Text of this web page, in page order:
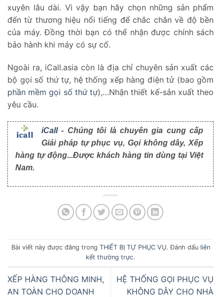
xuyên lâu dài. Vì vậy bạn hãy chọn những sản phẩm
đến từ thương hiệu nổi tiếng để chắc chắn về độ bền
của máy. Đồng thời bạn có thể nhận được chính sách
bảo hành khi máy có sự cố.
Ngoài ra, iCall.asia còn là địa chỉ chuyên sản xuất các
bộ gọi số thứ tự, hệ thống xếp hàng điện tử (bao gồm
phần mềm gọi số thứ tự),…Nhận thiết kế-sản xuất theo
yêu cầu.
iCall- Chúng tôi là chuyên gia cung cấp
Giải pháp tự phục vụ, Gọi không dây, Xếp
hàng tự động...Được khách hàng tin dùng tại Việt
Nam.
Bài viết này được đăng trong THIẾT BỊ TỰ PHỤC VỤ. Đánh dấu liên
kết thường trực.
XẾP HÀNG THÔNG MINH,
AN TOÀN CHO DOANH
HỆ THỐNG GỌI PHỤC VỤ
KHÔNG DÂY CHO NHÀ